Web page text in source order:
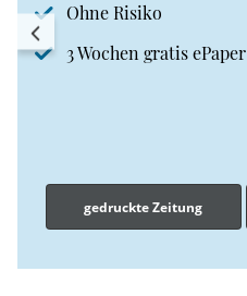
Ohne Risiko
3 Wochen gratis ePaper
gedruckte Zeitung